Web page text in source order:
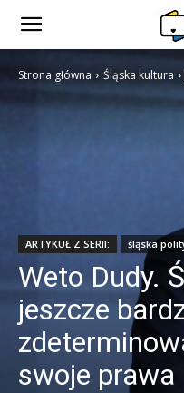
Strona główna Śląska kultura
ARTYKUŁ Z SERII: śląska
Weto Dudy.
jeszcze
swoje prawa